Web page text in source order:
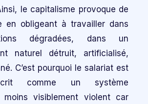
le capitalisme provoque de
en obligeant à travailler dans
dégradées, dans un
naturel détruit, artificialisé,
C’est pourquoi le salariat est
comme un système
moins visiblement violent car